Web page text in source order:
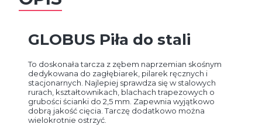
GLOBUS Piła do stali
To doskonała tarcza z zębem naprzemian skośnym
dedykowana do zagłębiarek, pilarek ręcznych i
stacjonarnych. Najlepiej sprawdza się w stalowych
rurach, kształtownikach, blachach trapezowych o
grubości ścianki do 2,5 mm. Zapewnia wyjątkowo
dobrą jakość cięcia. Tarczę dodatkowo można
wielokrotnie ostrzyć.